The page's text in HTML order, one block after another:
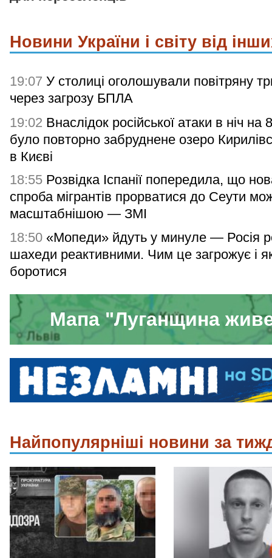
Новини України і світу від
19:07 У столиці оголошували повітряну
через загрозу БПЛА
19:02 Внаслідок російської атаки в ніч на
було повторно забруднене озеро
в Києві
18:55 Розвідка Іспанії попередила, що
спроба мігрантів прорватися до Сеути
масштабнішою — ЗМІ
18:50 «Мопеди» йдуть у минуле — Росія
шахеди реактивними. Чим це загрожує і
боротися
Мапа "Луганщина
Найпопулярніші новини за